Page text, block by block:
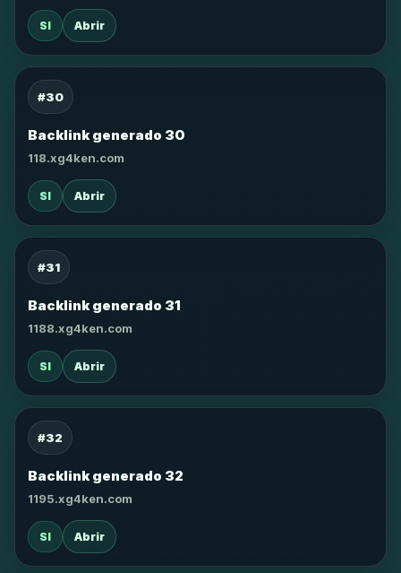
SI Abrir
#30
Backlink generado 30
118.xg4ken.com
SI Abrir
#31
Backlink generado 31
1188.xg4ken.com
SI Abrir
#32
Backlink generado 32
1195.xg4ken.com
SI Abrir